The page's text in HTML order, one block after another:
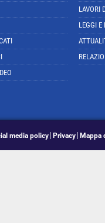
LAVORI
LEGGI E
media policy Privacy Mappa